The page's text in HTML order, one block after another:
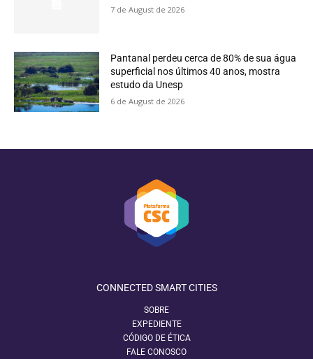
7 de August de 2026
Pantanal perdeu cerca de 80% de sua água
superficial nos últimos 40 anos, mostra
estudo da Unesp
6 de August de 2026
CONNECTED SMART CITIES
SOBRE
EXPEDIENTE
CÓDIGO DE ÉTICA
FALE CONOSCO